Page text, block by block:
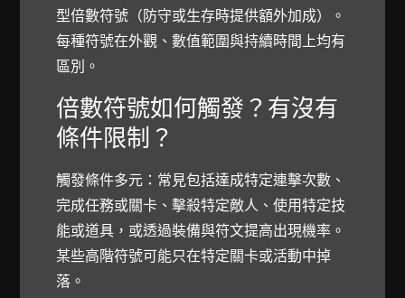
型倍數符號（防守或生存時提供額外加成）。
每種符號在外觀、數值範圍與持續時間上均有
區別。
倍數符號如何觸發？有沒有
條件限制？
觸發條件多元：常見包括達成特定連擊次數、
完成任務或關卡、擊殺特定敵人、使用特定技
能或道具，或透過裝備與符文提高出現機率。
某些高階符號可能只在特定關卡或活動中掉
落。